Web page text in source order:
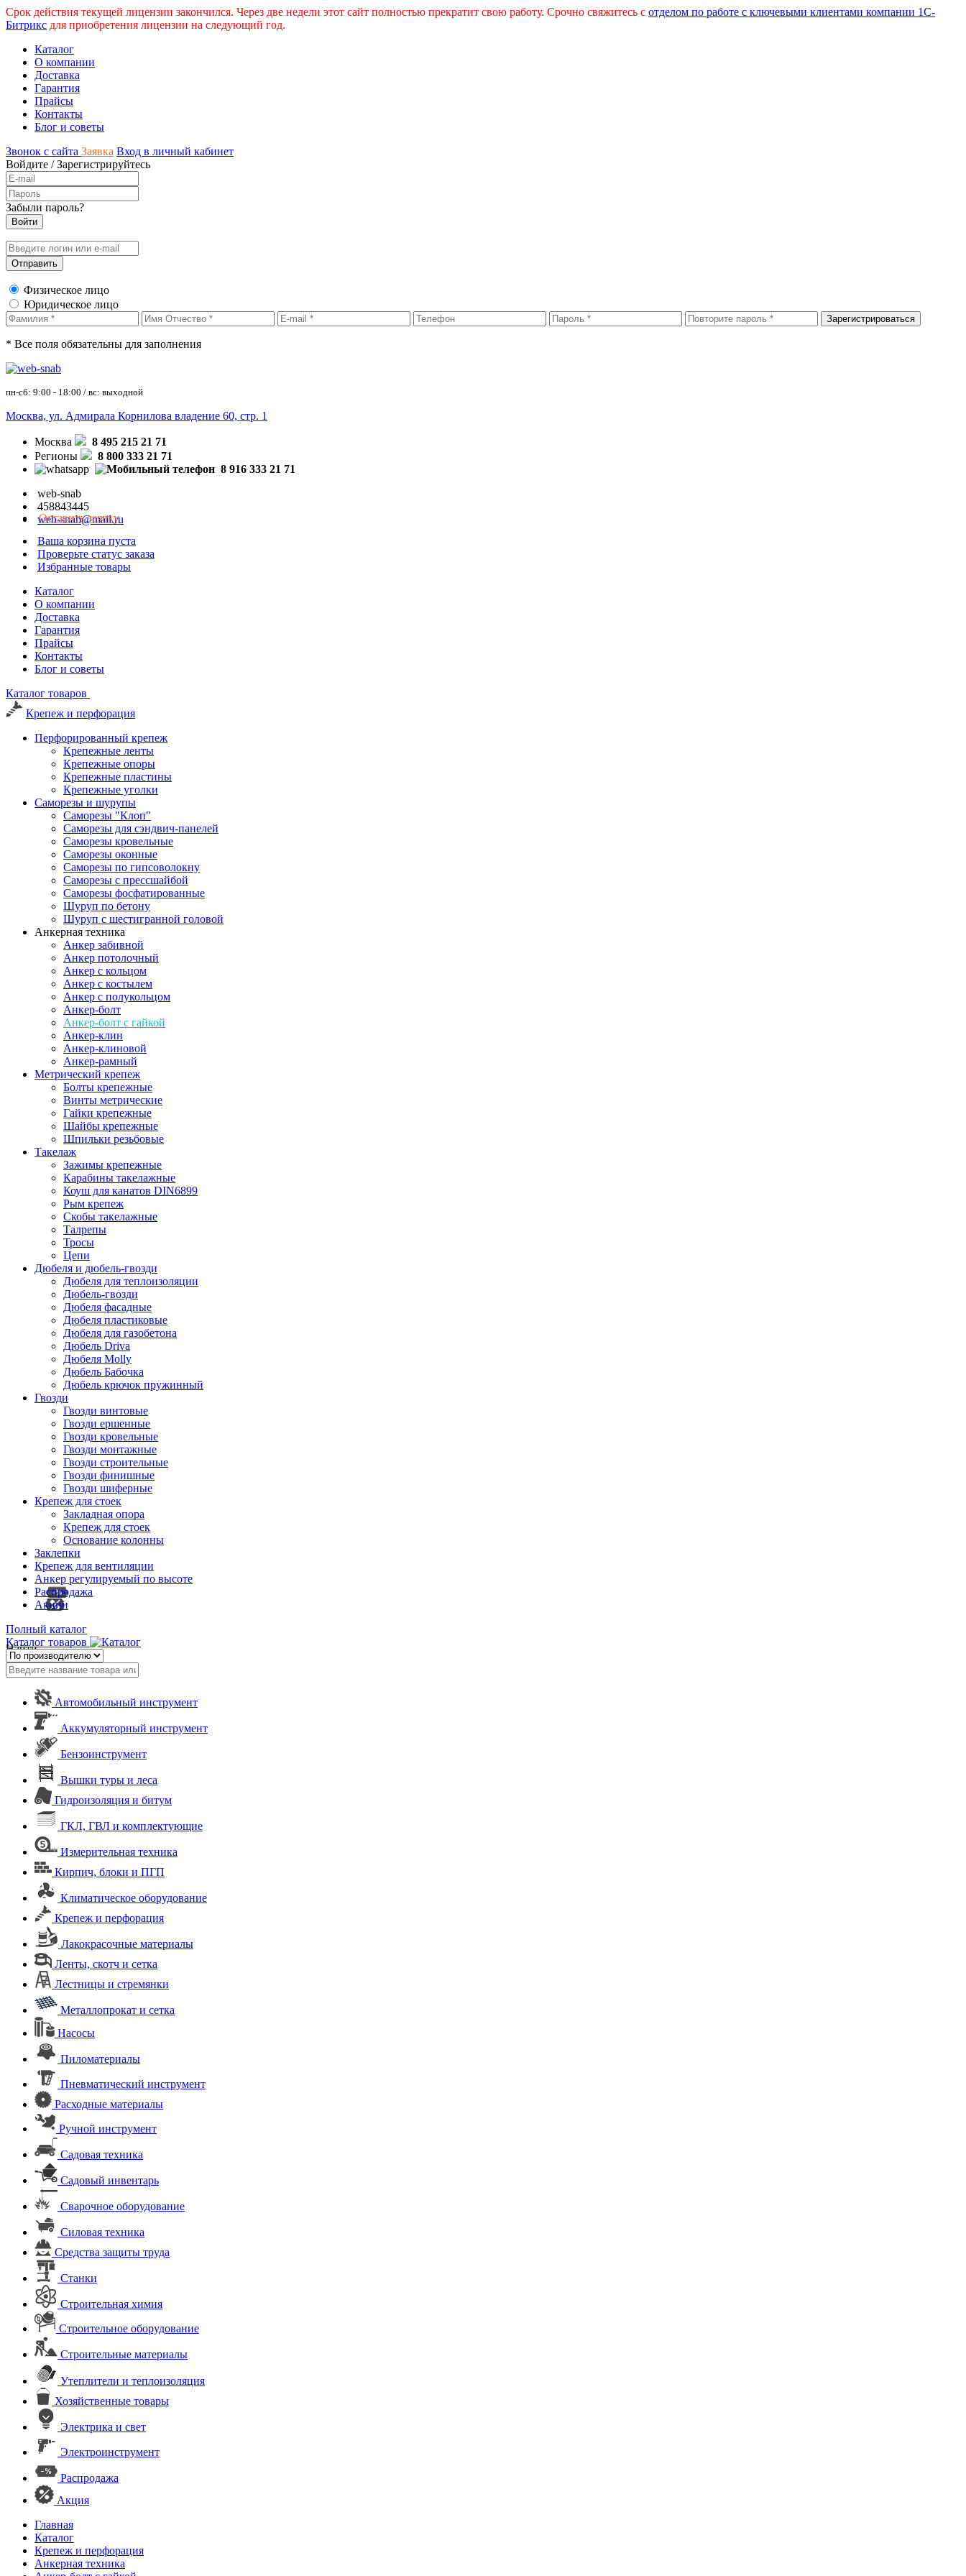
Срок действия текущей лицензии закончился. Через две недели этот сайт полностью прекратит свою работу. Срочно свяжитесь с отделом по работе с ключевыми клиентами компании 1С-
Битрикс для приобретения лицензии на следующий год.
Каталог
О компании
Доставка
Гарантия
Прайсы
Контакты
Блог и советы
Звонок с сайта Заявка Вход в личный кабинет
Войдите /Зарегистрируйтесь
Забыли пароль?
Физическое лицо
Юридическое лицо
* Все поля обязательны для заполнения
пн-сб: 9:00 - 18:00 / вс: выходной
Москва, ул. Адмирала Корнилова владение 60, стр. 1
Москва
8 495 215 21 71
Регионы
8 800 333 21 71
8 916 333 21 71
web-snab
458843445
web-snab@mail.ru
Оставить заявку
Ваша корзина пуста
Проверьте статус заказа
Избранные товары
Каталог
О компании
Доставка
Гарантия
Прайсы
Контакты
Блог и советы
Каталог товаров
Крепеж и перфорация
Перфорированный крепеж
Крепежные ленты
Крепежные опоры
Крепежные пластины
Крепежные уголки
Саморезы и шурупы
Саморезы "Клоп"
Саморезы для сэндвич-панелей
Саморезы кровельные
Саморезы оконные
Саморезы по гипсоволокну
Саморезы с прессшайбой
Саморезы фосфатированные
Шуруп по бетону
Шуруп с шестигранной головой
Анкерная техника
Анкер забивной
Анкер потолочный
Анкер с кольцом
Анкер с костылем
Анкер с полукольцом
Анкер-болт
Анкер-болт с гайкой
Анкер-клин
Анкер-клиновой
Анкер-рамный
Метрический крепеж
Болты крепежные
Винты метрические
Гайки крепежные
Шайбы крепежные
Шпильки резьбовые
Такелаж
Зажимы крепежные
Карабины такелажные
Коуш для канатов DIN6899
Рым крепеж
Скобы такелажные
Талрепы
Тросы
Цепи
Дюбеля и дюбель-гвозди
Дюбеля для теплоизоляции
Дюбель-гвозди
Дюбеля фасадные
Дюбеля пластиковые
Дюбеля для газобетона
Дюбель Driva
Дюбеля Molly
Дюбель Бабочка
Дюбель крючок пружинный
Гвозди
Гвозди винтовые
Гвозди ершенные
Гвозди кровельные
Гвозди монтажные
Гвозди строительные
Гвозди финишные
Гвозди шиферные
Крепеж для стоек
Закладная опора
Крепеж для стоек
Основание колонны
Заклепки
Крепеж для вентиляции
Анкер регулируемый по высоте
Распродажа
Акции
Полный каталог
Каталог товаров
Найти
Автомобильный инструмент
Аккумуляторный инструмент
Бензоинструмент
Вышки туры и леса
Гидроизоляция и битум
ГКЛ, ГВЛ и комплектующие
Измерительная техника
Кирпич, блоки и ПГП
Климатическое оборудование
Крепеж и перфорация
Лакокрасочные материалы
Ленты, скотч и сетка
Лестницы и стремянки
Металлопрокат и сетка
Насосы
Пиломатериалы
Пневматический инструмент
Расходные материалы
Ручной инструмент
Садовая техника
Садовый инвентарь
Сварочное оборудование
Силовая техника
Средства защиты труда
Станки
Строительная химия
Строительное оборудование
Строительные материалы
Утеплители и теплоизоляция
Хозяйственные товары
Электрика и свет
Электроинструмент
Распродажа
Акция
Главная
Каталог
Крепеж и перфорация
Анкерная техника